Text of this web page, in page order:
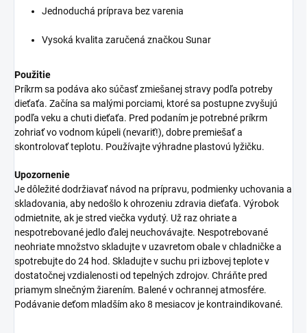
Jednoduchá príprava bez varenia
Vysoká kvalita zaručená značkou Sunar
Použitie
Príkrm sa podáva ako súčasť zmiešanej stravy podľa potreby
dieťaťa. Začína sa malými porciami, ktoré sa postupne zvyšujú
podľa veku a chuti dieťaťa. Pred podaním je potrebné príkrm
zohriať vo vodnom kúpeli (nevariť!), dobre premiešať a
skontrolovať teplotu. Používajte výhradne plastovú lyžičku.
Upozornenie
Je dôležité dodržiavať návod na prípravu, podmienky uchovania a
skladovania, aby nedošlo k ohrozeniu zdravia dieťaťa. Výrobok
odmietnite, ak je stred viečka vydutý. Už raz ohriate a
nespotrebované jedlo ďalej neuchovávajte. Nespotrebované
neohriate množstvo skladujte v uzavretom obale v chladničke a
spotrebujte do 24 hod. Skladujte v suchu pri izbovej teplote v
dostatočnej vzdialenosti od tepelných zdrojov. Chráňte pred
priamym slnečným žiarením. Balené v ochrannej atmosfére.
Podávanie deťom mladším ako 8 mesiacov je kontraindikované.